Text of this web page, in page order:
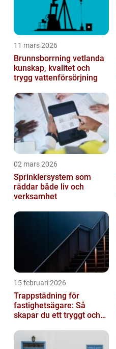
11 mars 2026
Brunnsborrning vetlanda
kunskap, kvalitet och
trygg vattenförsörjning
02 mars 2026
Sprinklersystem som
räddar både liv och
verksamhet
15 februari 2026
Trappstädning för
fastighetsägare: Så
skapar du ett tryggt och
Stockholm